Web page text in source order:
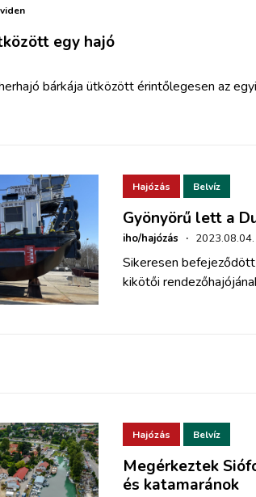
egy hajó
bárkája ütközött érintőlegesen az
Hajózás Belvíz
Gyönyörű lett a
iho/hajózás ·
Sikeresen
kikötői
Hajózás Belvíz
Megérkeztek
és katamaránok